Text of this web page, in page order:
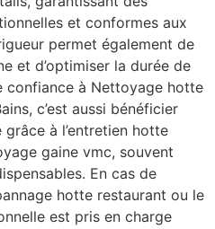
et conformes aux
permet également de
et d’optimiser la durée de
confiance à Nettoyage hotte
c’est aussi bénéficier
à l’entretien hotte
gaine vmc, souvent
En cas de
hotte restaurant ou le
est pris en charge